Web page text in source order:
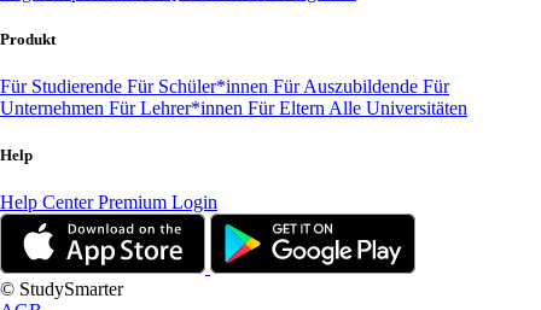
Produkt
Für Studierende Für Schüler*innen Für Auszubildende Für
Unternehmen Für Lehrer*innen Für Eltern Alle Universitäten
Help
Help CenterPremium Login
© StudySmarter